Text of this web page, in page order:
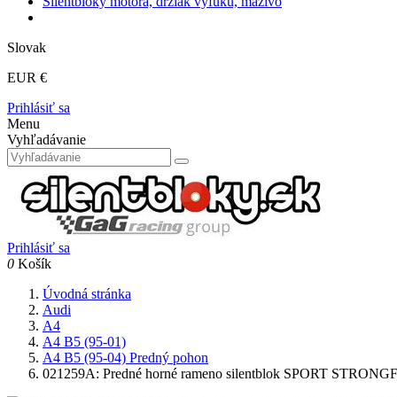
Slovak
EUR €
Prihlásiť sa
Menu
Vyhľadávanie
Prihlásiť sa
0 Košík
Úvodná stránka
Audi
A4
A4 B5 (95-01)
A4 B5 (95-04) Predný pohon
021259A: Predné horné rameno silentblok SPORT